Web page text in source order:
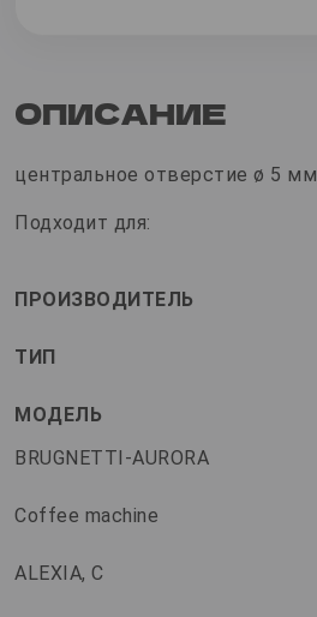
ОПИСАНИЕ
центральное отверстие ø 5 мм
Подходит для:
ПРОИЗВОДИТЕЛЬ
ТИП
МОДЕЛЬ
BRUGNETTI-AURORA
Coffee machine
ALEXIA, C